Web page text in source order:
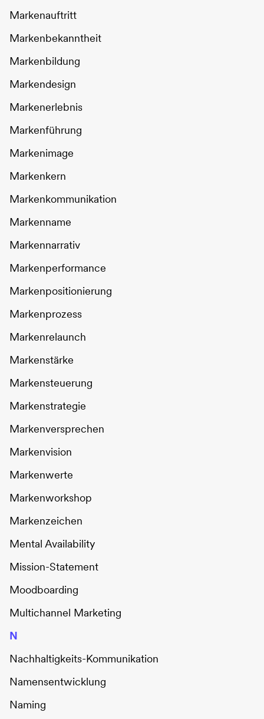
Markenauftritt
Markenbekanntheit
Markenbildung
Markendesign
Markenerlebnis
Markenführung
Markenimage
Markenkern
Markenkommunikation
Markenname
Markennarrativ
Markenperformance
Markenpositionierung
Markenprozess
Markenrelaunch
Markenstärke
Markensteuerung
Markenstrategie
Markenversprechen
Markenvision
Markenwerte
Markenworkshop
Markenzeichen
Mental Availability
Mission-Statement
Moodboarding
Multichannel Marketing
N
Nachhaltigkeits-Kommunikation
Namensentwicklung
Naming